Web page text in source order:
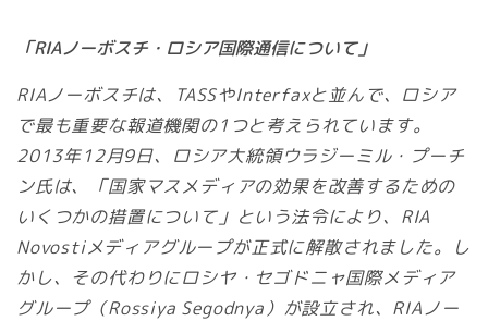
「RIAノーボスチ・ロシア国際通信について」
RIAノーボスチは、TASSやInterfaxと並んで、ロシア
で最も重要な報道機関の1つと考えられています。
2013年12月9日、ロシア大統領ウラジーミル・プーチ
ン氏は、「国家マスメディアの効果を改善するための
いくつかの措置について」という法令により、RIA
Novostiメディアグループが正式に解散されました。し
かし、その代わりにロシヤ・セゴドニャ国際メディア
グループ（Rossiya Segodnya）が設立され、RIAノー